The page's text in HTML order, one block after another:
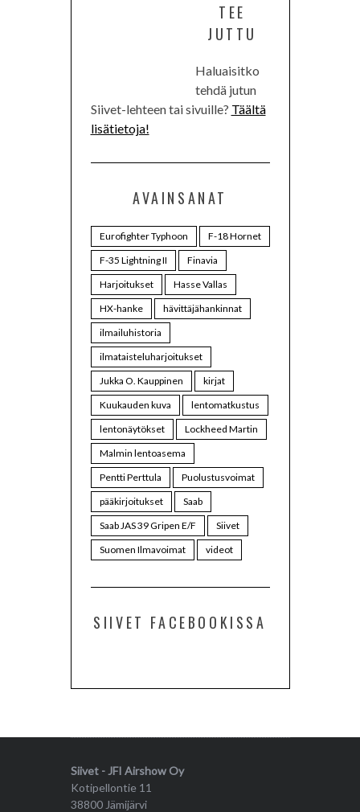
TEE
JUTTU
Haluaisitko
tehdä jutun
Siivet-lehteen tai sivuille? Täältä
lisätietoja!
AVAINSANAT
Eurofighter Typhoon
F-18 Hornet
F-35 Lightning II
Finavia
Harjoitukset
Hasse Vallas
HX-hanke
hävittäjähankinnat
ilmailuhistoria
ilmataisteluharjoitukset
Jukka O. Kauppinen
kirjat
Kuukauden kuva
lentomatkustus
lentonäytökset
Lockheed Martin
Malmin lentoasema
Pentti Perttula
Puolustusvoimat
pääkirjoitukset
Saab
Saab JAS 39 Gripen E/F
Siivet
Suomen Ilmavoimat
videot
SIIVET FACEBOOKISSA
Siivet - JFI Airshow Oy
Kotipellontie 11
38800 Jämijärvi